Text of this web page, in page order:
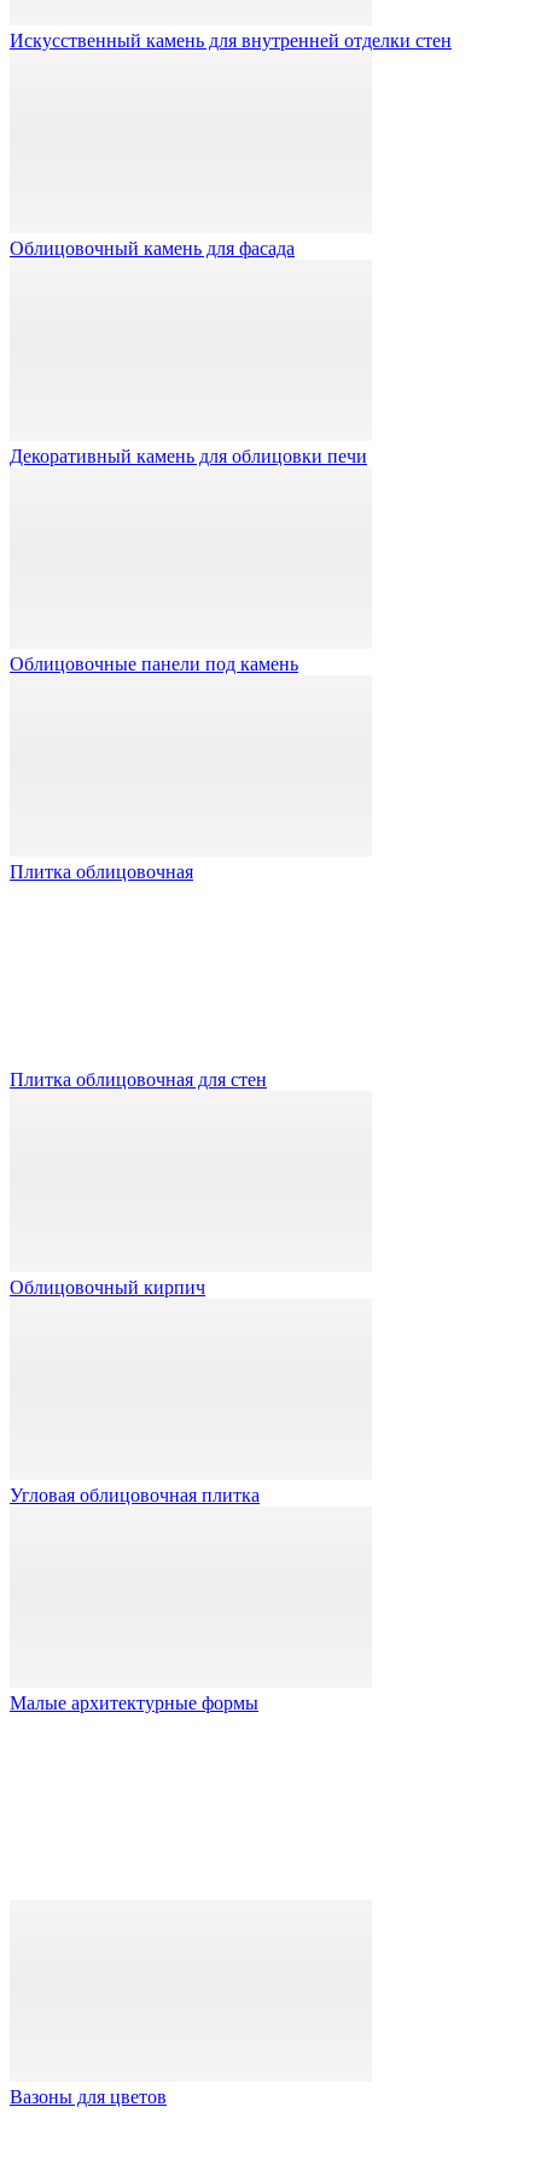
Искусственный камень для внутренней отделки стен
Облицовочный камень для фасада
Декоративный камень для облицовки печи
Облицовочные панели под камень
Плитка облицовочная
Плитка облицовочная для стен
Облицовочный кирпич
Угловая облицовочная плитка
Малые архитектурные формы
Вазоны для цветов